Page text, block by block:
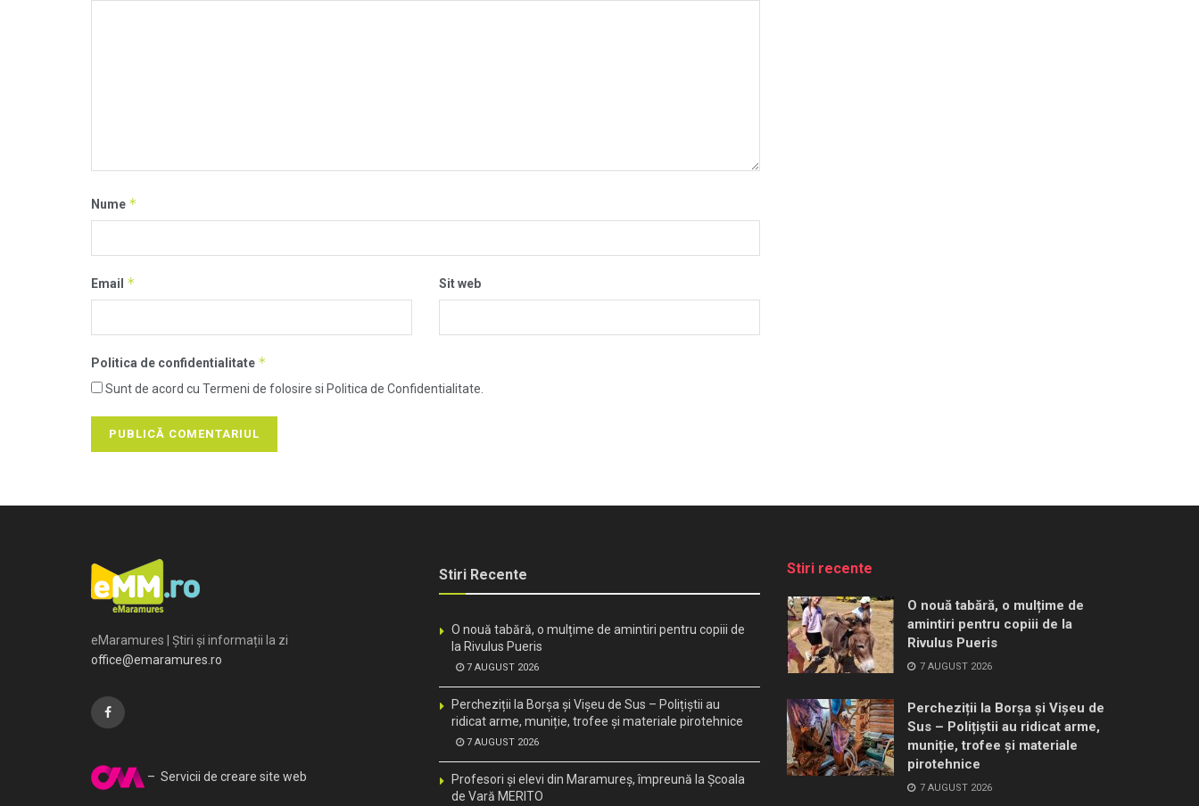
Nume *
Email * Sit web
Politica de confidentialitate *
Sunt de acord cu Termeni de folosire si Politica de Confidentialitate.
eMaramures | Știri și informații la zi
office@emaramures.ro
– Servicii de creare site web
Stiri Recente
O nouă tabără, o mulțime de amintiri pentru copiii de
la Rivulus Pueris
7 AUGUST 2026
Percheziții la Borșa și Vișeu de Sus – Polițiștii au
ridicat arme, muniție, trofee și materiale pirotehnice
7 AUGUST 2026
Profesori și elevi din Maramureș, împreună la Școala
de Vară MERITO
Stiri recente
O nouă tabără, o mulțime de
amintiri pentru copiii de la
Rivulus Pueris
7 AUGUST 2026
Percheziții la Borșa și Vișeu de
Sus – Polițiștii au ridicat arme,
muniție, trofee și materiale
pirotehnice
7 AUGUST 2026